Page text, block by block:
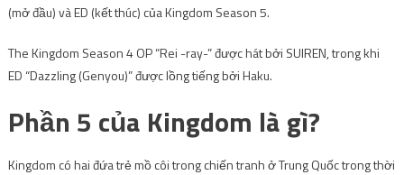
(mở đầu) và ED (kết thúc) của Kingdom Season 5.
The Kingdom Season 4 OP “Rei -ray-” được hát bởi SUIREN, trong khi
ED “Dazzling (Genyou)” được lồng tiếng bởi Haku.
Phần 5 của Kingdom là gì?
Kingdom có ​​hai đứa trẻ mồ côi trong chiến tranh ở Trung Quốc trong thời